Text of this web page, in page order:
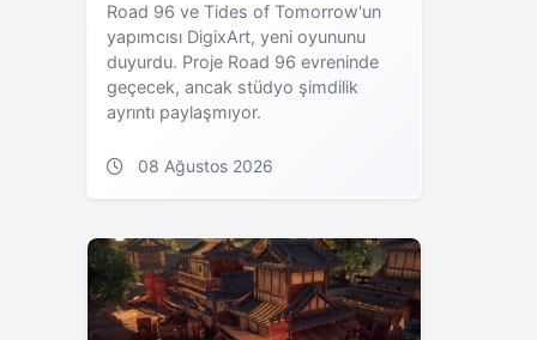
Road 96 ve Tides of Tomorrow'un
yapımcısı DigixArt, yeni oyununu
duyurdu. Proje Road 96 evreninde
geçecek, ancak stüdyo şimdilik
ayrıntı paylaşmıyor.
08 Ağustos 2026